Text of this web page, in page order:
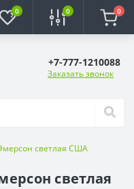
0 0 0
+7-777-1210088
Заказать звонок
светлая США
светлая